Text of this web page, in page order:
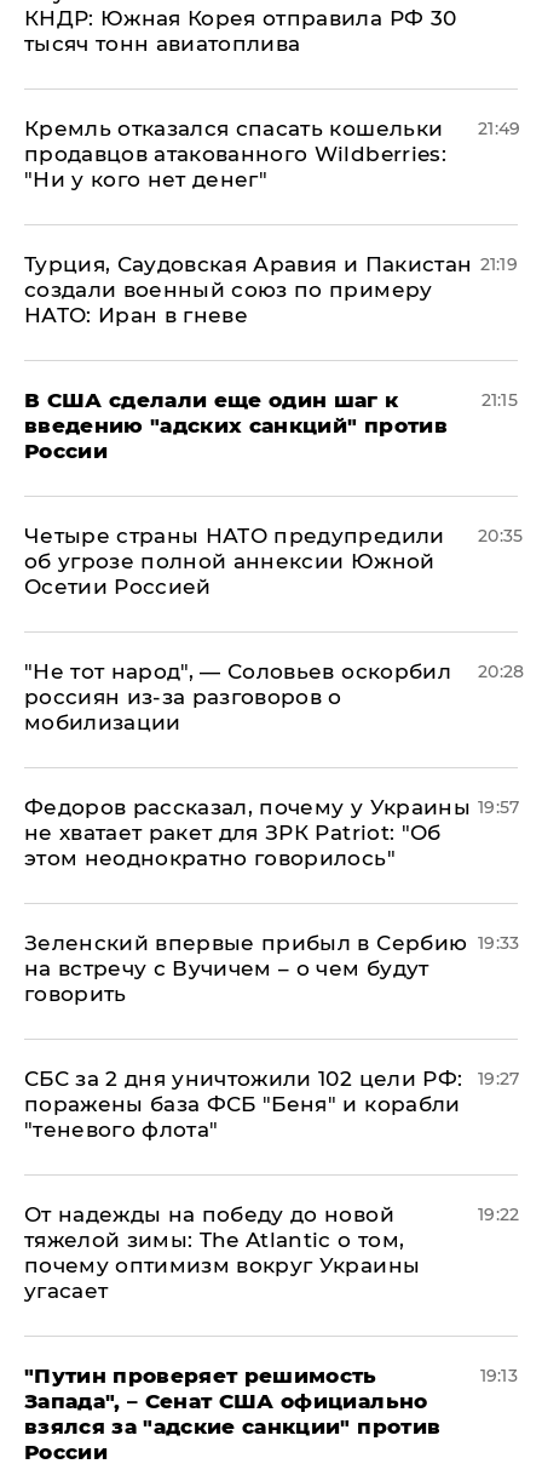
КНДР: Южная Корея отправила РФ 30
тысяч тонн авиатоплива
Кремль отказался спасать кошельки
продавцов атакованного Wildberries:
"Ни у кого нет денег"
21:49
Турция, Саудовская Аравия и Пакистан
создали военный союз по примеру
НАТО: Иран в гневе
21:19
В США сделали еще один шаг к
введению "адских санкций" против
России
21:15
Четыре страны НАТО предупредили
об угрозе полной аннексии Южной
Осетии Россией
20:35
​"Не тот народ", — Соловьев оскорбил
россиян из-за разговоров о
мобилизации
20:28
Федоров рассказал, почему у Украины
не хватает ракет для ЗРК Patriot: "Об
этом неоднократно говорилось"
19:57
Зеленский впервые прибыл в Сербию
на встречу с Вучичем – о чем будут
говорить
19:33
СБС за 2 дня уничтожили 102 цели РФ:
поражены база ФСБ "Беня" и корабли
"теневого флота"
19:27
От надежды на победу до новой
тяжелой зимы: The Atlantic о том,
почему оптимизм вокруг Украины
угасает
19:22
"Путин проверяет решимость
Запада", – Сенат США официально
взялся за "адские санкции" против
России
19:13